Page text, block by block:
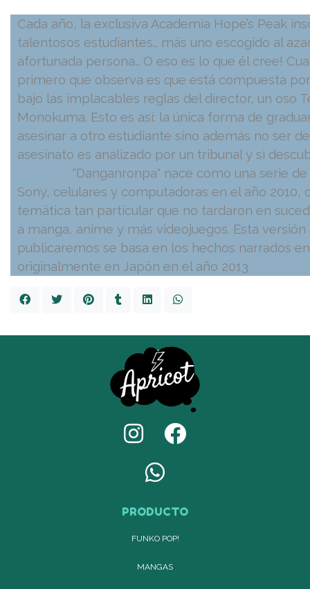
Cada año, la exclusiva Academia Hope’s Peak
talentosos estudiantes… más uno escogido al
afortunada persona… O eso es lo que él cree!
primero que observa es que está compuesta
bajo las implacables reglas del director, un oso
Monokuma. Esto es así: la única forma de
asesinar a otro estudiante sino además no ser
asesinato es analizado por un tribunal y si
"Danganronpa" nace como una serie de
Sony, celulares y computadoras en el año 2010,
temática tan particular que no tardaron en
a manga, anime y más videojuegos. Esta
publicaremos se basa en los hechos narrados
originalmente en Japón en el año 2013
PRODUCTO
FUNKO POP!
MANGAS